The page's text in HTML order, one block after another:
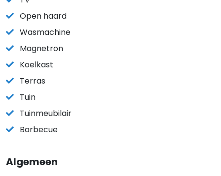
Open haard
Wasmachine
Magnetron
Koelkast
Terras
Tuin
Tuinmeubilair
Barbecue
Algemeen